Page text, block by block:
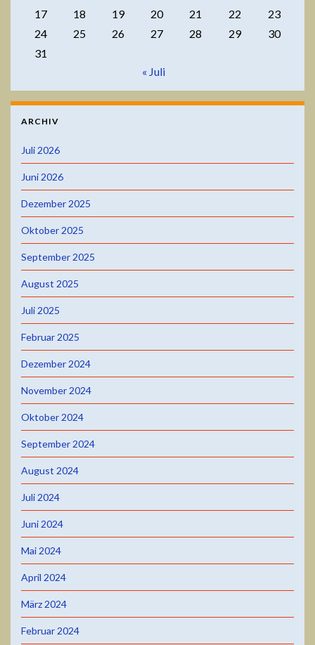
17
18 19 20 21 22
23
24
25 26 27 28 29
30
31
« Juli
ARCHIV
Juli 2026
Juni 2026
Dezember 2025
Oktober 2025
September 2025
August 2025
Juli 2025
Februar 2025
Dezember 2024
November 2024
Oktober 2024
September 2024
August 2024
Juli 2024
Juni 2024
Mai 2024
April 2024
März 2024
Februar 2024